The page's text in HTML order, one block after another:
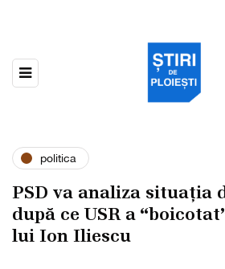
politica
PSD va analiza situația
după ce USR a
lui Ion Iliescu